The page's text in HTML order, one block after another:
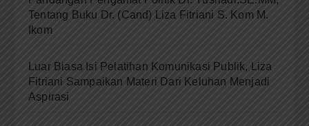
Tentang Buku Dr. (Cand) Liza Fitriani S. Kom M.
Ikom
Luar Biasa Isi Pelatihan Komunikasi Publik, Liza
Fitriani Sampaikan Materi Dari Keluhan Menjadi
Aspirasi